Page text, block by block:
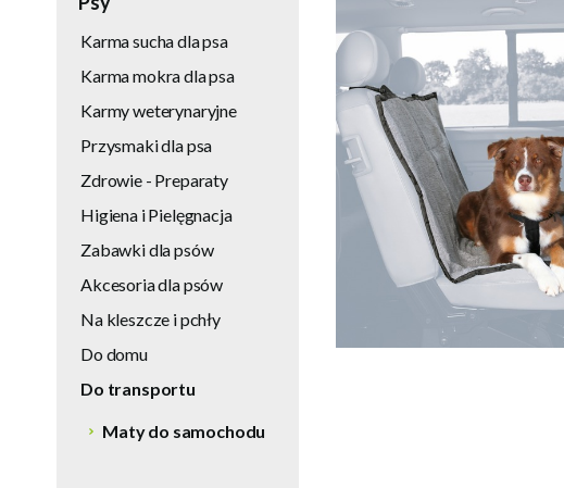
Karma sucha dla psa
Karma mokra dla psa
Karmy weterynaryjne
Przysmaki dla psa
Zdrowie - Preparaty
Higiena i Pielęgnacja
Zabawki dla psów
Akcesoria dla psów
Na kleszcze i pchły
Do domu
Do transportu
Maty do samochodu